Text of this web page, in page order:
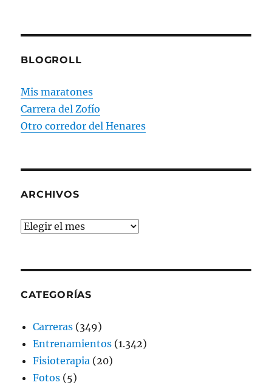
BLOGROLL
Mis maratones
Carrera del Zofío
Otro corredor del Henares
ARCHIVOS
Archivos
CATEGORÍAS
Carreras (349)
Entrenamientos (1.342)
Fisioterapia (20)
Fotos (5)